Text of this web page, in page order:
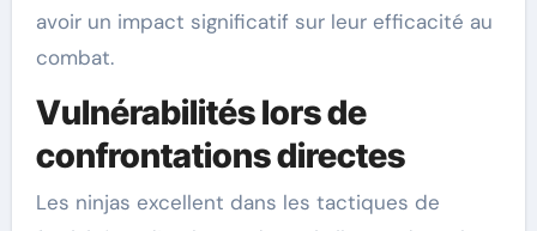
avoir un impact significatif sur leur efficacité au
combat.
Vulnérabilités lors de
confrontations directes
Les ninjas excellent dans les tactiques de